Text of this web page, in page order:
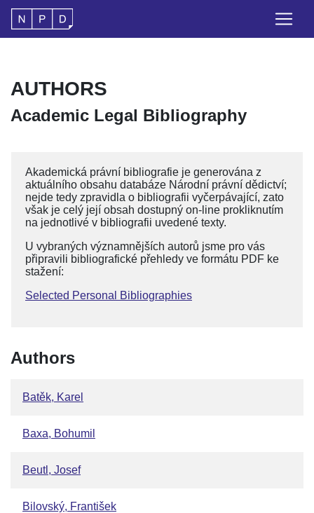
AUTHORS
Academic Legal Bibliography
Akademická právní bibliografie je generována z
aktuálního obsahu databáze Národní právní dědictví;
nejde tedy zpravidla o bibliografii vyčerpávající, zato
však je celý její obsah dostupný on-line prokliknutím
na jednotlivé v bibliografii uvedené texty.
U vybraných významnějších autorů jsme pro vás
připravili bibliografické přehledy ve formátu PDF ke
stažení:
Selected Personal Bibliographies
Authors
Batěk, Karel
Baxa, Bohumil
Beutl, Josef
Bilovský, František